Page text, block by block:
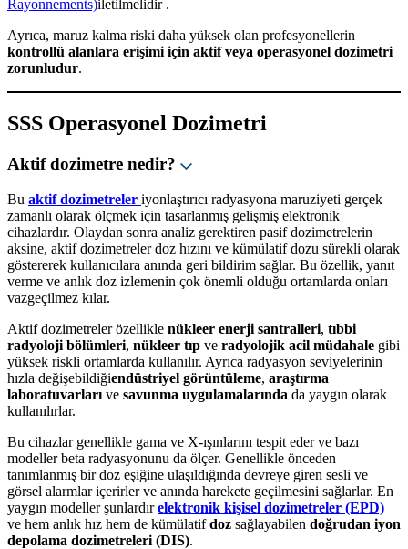
Rayonnements)iletilmelidir .
Ayrıca, maruz kalma riski daha yüksek olan profesyonellerin
kontrollü alanlara erişimi için aktif veya operasyonel dozimetri
zorunludur.
SSS Operasyonel Dozimetri
Aktif dozimetre nedir?
Bu aktif dozimetreler iyonlaştırıcı radyasyona maruziyeti gerçek
zamanlı olarak ölçmek için tasarlanmış gelişmiş elektronik
cihazlardır. Olaydan sonra analiz gerektiren pasif dozimetrelerin
aksine, aktif dozimetreler doz hızını ve kümülatif dozu sürekli olarak
göstererek kullanıcılara anında geri bildirim sağlar. Bu özellik, yanıt
verme ve anlık doz izlemenin çok önemli olduğu ortamlarda onları
vazgeçilmez kılar.
Aktif dozimetreler özellikle nükleer enerji santralleri, tıbbi
radyoloji bölümleri, nükleer tıp ve radyolojik acil müdahale gibi
yüksek riskli ortamlarda kullanılır. Ayrıca radyasyon seviyelerinin
hızla değişebildiğiendüstriyel görüntüleme, araştırma
laboratuvarları ve savunma uygulamalarında da yaygın olarak
kullanılırlar.
Bu cihazlar genellikle gama ve X-ışınlarını tespit eder ve bazı
modeller beta radyasyonunu da ölçer. Genellikle önceden
tanımlanmış bir doz eşiğine ulaşıldığında devreye giren sesli ve
görsel alarmlar içerirler ve anında harekete geçilmesini sağlarlar. En
yaygın modeller şunlardırelektronik kişisel dozimetreler (EPD)
ve hem anlık hız hem de kümülatifdoz sağlayabilen doğrudan iyon
depolama dozimetreleri (DIS).